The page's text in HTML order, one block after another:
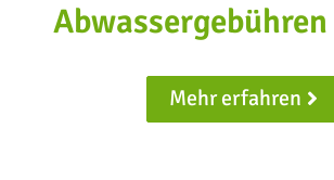
Mehr erfahren